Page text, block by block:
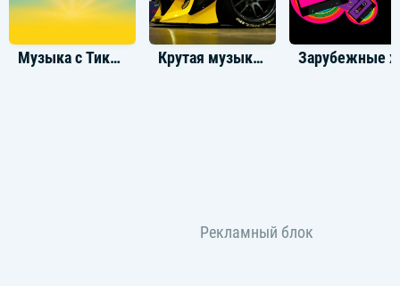
Музыка с ТикТока 2025 Крутая музыка в машину